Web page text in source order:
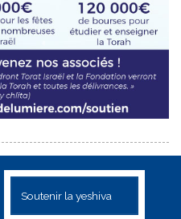
Soutenir la yeshiva